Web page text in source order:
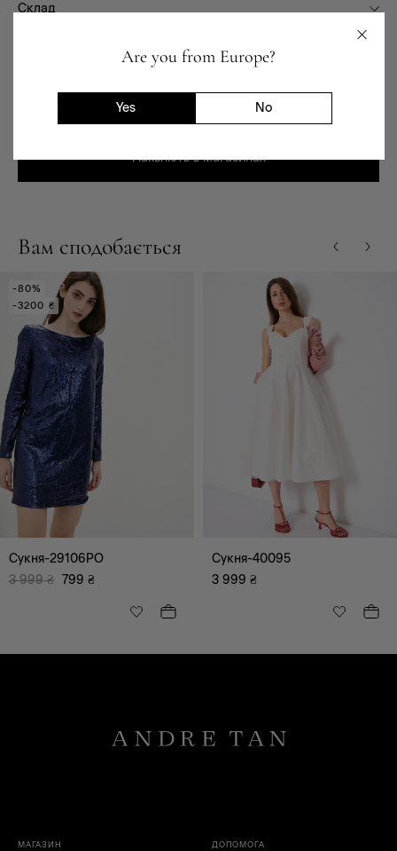
Are you from Europe?
Yes No
Склад
Доставка та повернення
Наявність в магазинах
Вам сподобається
-80%
-3200 ₴
Сукня-29106PO
3 999 ₴ 799 ₴
Сукня-40095
3 999 ₴
МАГАЗИН ДОПОМОГА